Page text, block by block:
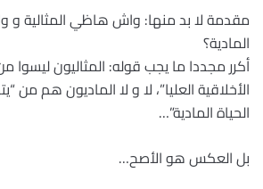
مقدمة لا بد منها: واش هاظي المثالية
المادية؟
أكرر مجددا ما يجب قوله: المثاليون ليسوا
الأخلاقية العليا”، لا و لا الماديون هم من
الحياة المادية”…
بل العكس هو الأصح…